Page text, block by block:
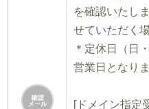
を確認いたし
せていただく
＊定休日（日
営業日となりま
[ドメイン指定